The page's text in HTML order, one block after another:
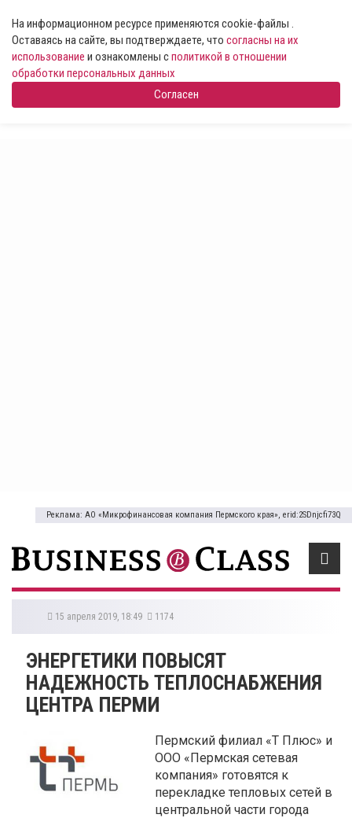
На информационном ресурсе применяются cookie-файлы .
Оставаясь на сайте, вы подтверждаете, что согласны на их
использование и ознакомлены сполитикой в отношении
обработки персональных данных
Согласен
Реклама: АО «Микрофинансовая компания Пермского края», erid:2SDnjcfi73Q
15 апреля 2019, 18:49 1174
ЭНЕРГЕТИКИ ПОВЫСЯТ
НАДЕЖНОСТЬ ТЕПЛОСНАБЖЕНИЯ
ЦЕНТРА ПЕРМИ
Пермский филиал «Т Плюс» и
ООО «Пермская сетевая
компания» готовятся к
перекладке тепловых сетей в
центральной части города